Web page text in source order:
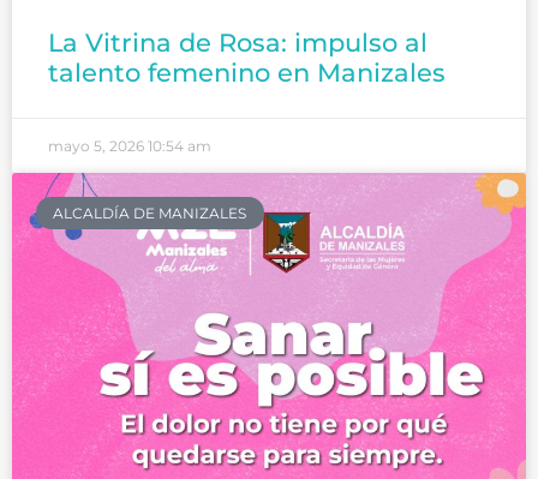
La Vitrina de Rosa: impulso al
talento femenino en Manizales
mayo 5, 2026 10:54 am
ALCALDÍA DE MANIZALES